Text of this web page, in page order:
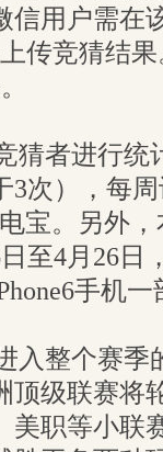
信用户需在
传竞猜结
猜者进行统
次），每
宝。另外
至4月26日
手机一
入整个赛季
顶级联赛将
美职等小联